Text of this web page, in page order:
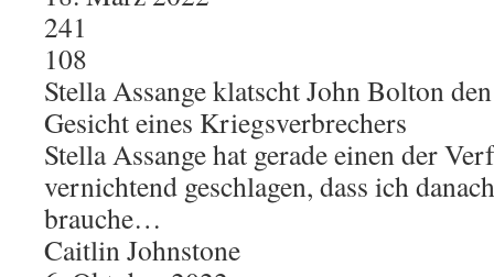
241
108
Stella Assange klatscht John Bolton
Gesicht eines Kriegsverbrechers
Stella Assange hat gerade einen der
vernichtend geschlagen, dass ich
brauche…
Caitlin Johnstone